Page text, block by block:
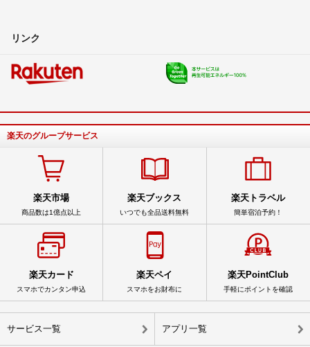
リンク
楽天のグループサービス
楽天市場
商品数は1億点以上
楽天ブックス
いつでも全品送料無料
楽天トラベル
簡単宿泊予約！
楽天カード
スマホでカンタン申込
楽天ペイ
スマホをお財布に
楽天PointClub
手軽にポイントを確認
サービス一覧 アプリ一覧